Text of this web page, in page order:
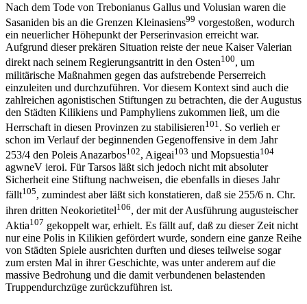
Nach dem Tode von Trebonianus Gallus und Volusian waren die
Sasaniden bis an die Grenzen Kleinasiens99 vorgestoßen, wodurch
ein neuerlicher Höhepunkt der Perserinvasion erreicht war.
Aufgrund dieser prekären Situation reiste der neue Kaiser Valerian
direkt nach seinem Regierungsantritt in den Osten100, um
militärische Maßnahmen gegen das aufstrebende Perserreich
einzuleiten und durchzuführen. Vor diesem Kontext sind auch die
zahlreichen agonistischen Stiftungen zu betrachten, die der Augustus
den Städten Kilikiens und Pamphyliens zukommen ließ, um die
Herrschaft in diesen Provinzen zu stabilisieren101 . So verlieh er
schon im Verlauf der beginnenden Gegenoffensive in dem Jahr
253/4 den Poleis Anazarbos102, Aigeai103 und Mopsuestia104
agwneV ieroi. Für Tarsos läßt sich jedoch nicht mit absoluter
Sicherheit eine Stiftung nachweisen, die ebenfalls in dieses Jahr
fällt105, zumindest aber läßt sich konstatieren, daß sie 255/6 n. Chr.
ihren dritten Neokorietitel106, der mit der Ausführung augusteischer
Aktia107 gekoppelt war, erhielt. Es fällt auf, daß zu dieser Zeit nicht
nur eine Polis in Kilikien gefördert wurde, sondern eine ganze Reihe
von Städten Spiele ausrichten durften und dieses teilweise sogar
zum ersten Mal in ihrer Geschichte, was unter anderem auf die
massive Bedrohung und die damit verbundenen belastenden
Truppendurchzüge zurückzuführen ist.